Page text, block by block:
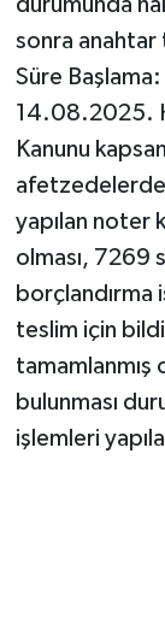
durumunda
sonra anahtar
Süre
14.08.2025.
Kanunu
yapılan noter
olması, 7269
borçlandırma
teslim için
tamamlanmış
bulunması
işlemleri